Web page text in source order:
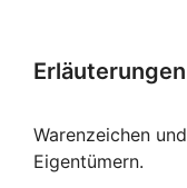
Erläuterungen
Warenzeichen
Eigentümern.